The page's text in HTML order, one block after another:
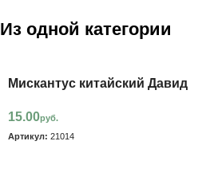
Из одной категории
Мискантус китайский Давид
15.00руб.
Артикул: 21014